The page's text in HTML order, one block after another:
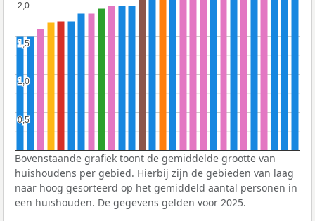
0,5
0,5
1,0
1,0
1,5
1,5
2,0
2,0
Bovenstaande grafiek toont de gemiddelde grootte van
huishoudens per gebied. Hierbij zijn de gebieden van laag
naar hoog gesorteerd op het gemiddeld aantal personen in
een huishouden. De gegevens gelden voor 2025.